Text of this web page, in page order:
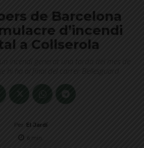
de Barcelona
d’incendi
a Collserola
incendi generat una tarda del mes de
hi ha al final del carrer Bellesguard
Per El Jardí
6min.